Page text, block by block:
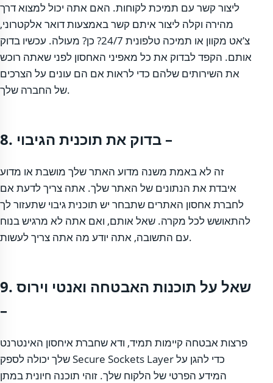
ליצור קשר עם תמיכת לקוחות. האם אתה יכול למצוא דרך
מהירה וקלה ליצור איתם קשר באמצעות דואר אלקטרוני,
צ’אט מקוון או תמיכה טלפונית 24/7? כן? מעולה. עכשיו בדוק
אותם. הקפד לבדוק את כל מאפיני האחסון לפני שאתה רוכש
את השירותים שלהם כדי לראות אם הם עונים על הצרכים
של החברה שלך.
8. בדוק את תוכנית הגיבוי –
זה לא באמת משנה מדוע האתר שלך מושבת או מדוע
איבדת את הנתונים של האתר שלך. אתה צריך לדעת אם
לחברת אחסון האתרים שתבחר יש תוכנית גיבוי שתעזור לך
להתאושש לכל מקרה. שאל אותם, ואם אתה לא מרגיש בנוח
עם התשובה, אתה יודע מה אתה צריך לעשות.
9. שאל על תוכנות האבטחה ואנטי וירוס
–
פרצות אבטחה קיימות תמיד, ודא שחברת איחסון האינטרנט
שלך יכולה לספק Secure Sockets Layer כדי להגן על
המידע הפרטי של הלקוח שלך. זוהי תוכנה חיונית במתן